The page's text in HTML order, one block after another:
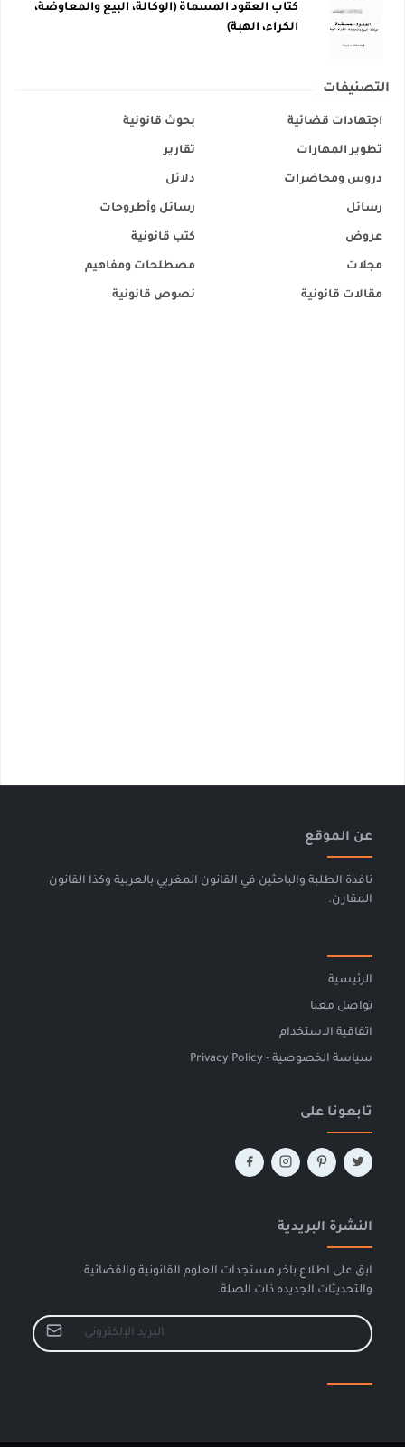
كتاب العقود المسماة (الوكالة، البيع والمعاوضة،
الكراء، الهبة)
التصنيفات
اجتهادات قضائية بحوث قانونية
تطوير المهارات تقارير
دروس ومحاضرات دلائل
رسائل رسائل وأطروحات
عروض كتب قانونية
مجلات مصطلحات ومفاهيم
مقالات قانونية نصوص قانونية
عن الموقع
نافدة الطلبة والباحثين في القانون المغربي بالعربية وكذا القانون
المقارن.
الرئيسية
تواصل معنا
اتفاقية الاستخدام
سياسة الخصوصية - Privacy Policy
تابعونا على
النشرة البريدية
ابق على اطلاع بآخر مستجدات العلوم القانونية والقضائية
والتحديثات الجديده ذات الصلة.